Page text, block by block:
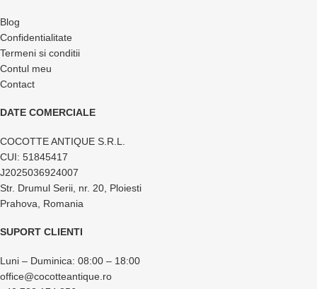
Blog
Confidentialitate
Termeni si conditii
Contul meu
Contact
DATE COMERCIALE
COCOTTE ANTIQUE S.R.L.
CUI: 51845417
J2025036924007
Str. Drumul Serii, nr. 20, Ploiesti
Prahova, Romania
SUPORT CLIENTI
Luni – Duminica: 08:00 – 18:00
office@cocotteantique.ro